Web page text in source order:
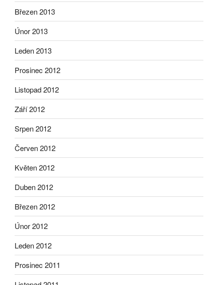
Březen 2013
Únor 2013
Leden 2013
Prosinec 2012
Listopad 2012
Září 2012
Srpen 2012
Červen 2012
Květen 2012
Duben 2012
Březen 2012
Únor 2012
Leden 2012
Prosinec 2011